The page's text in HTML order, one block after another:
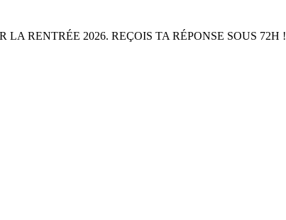
LA RENTRÉE 2026. REÇOIS TA RÉPONSE SOUS 72H !